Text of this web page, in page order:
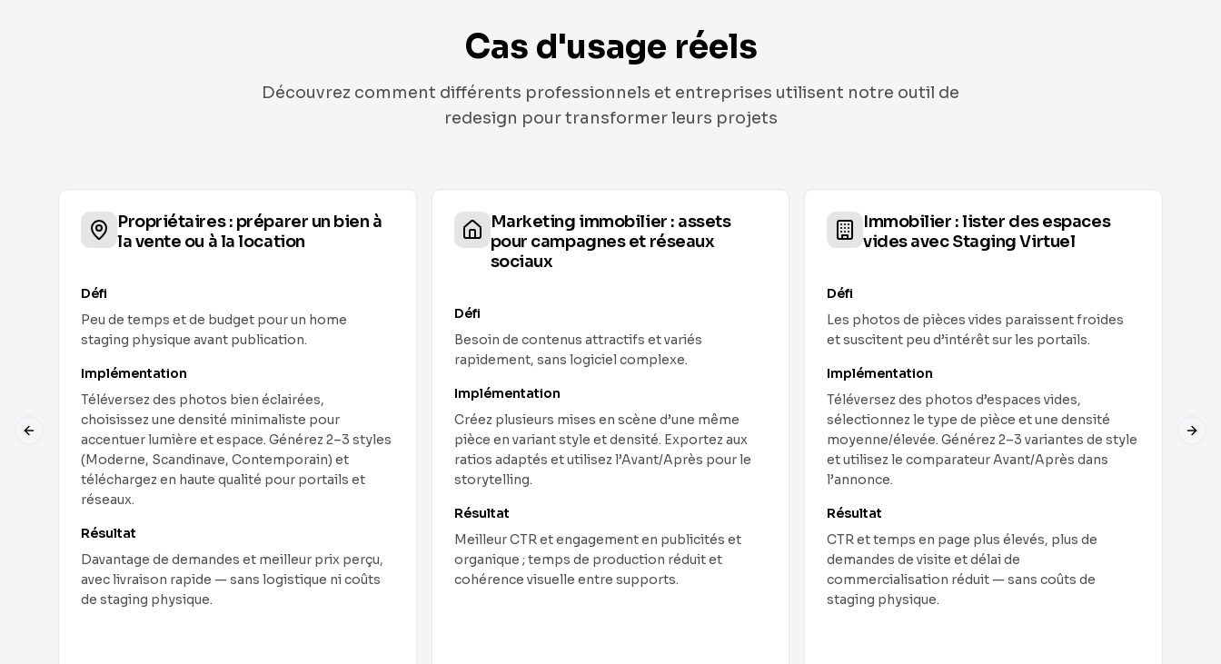
Cas d'usage réels
Découvrez comment différents professionnels et entreprises utilisent notre outil de
redesign pour transformer leurs projets
Immobilier : lister des espaces
vides avec Staging Virtuel
Défi
Les photos de pièces vides paraissent froides
et suscitent peu d’intérêt sur les portails.
Implémentation
Téléversez des photos d’espaces vides,
sélectionnez le type de pièce et une densité
moyenne/élevée. Générez 2–3 variantes de style
et utilisez le comparateur Avant/Après dans
l’annonce.
Résultat
CTR et temps en page plus élevés, plus de
demandes de visite et délai de
commercialisation réduit — sans coûts de
staging physique.
Propriétaires : préparer un bien à
la vente ou à la location
Défi
Peu de temps et de budget pour un home
staging physique avant publication.
Implémentation
Téléversez des photos bien éclairées,
choisissez une densité minimaliste pour
accentuer lumière et espace. Générez 2–3 styles
(Moderne, Scandinave, Contemporain) et
téléchargez en haute qualité pour portails et
réseaux.
Résultat
Davantage de demandes et meilleur prix perçu,
avec livraison rapide — sans logistique ni coûts
de staging physique.
Marketing immobilier : assets
pour campagnes et réseaux
sociaux
Défi
Besoin de contenus attractifs et variés
rapidement, sans logiciel complexe.
Implémentation
Créez plusieurs mises en scène d’une même
pièce en variant style et densité. Exportez aux
ratios adaptés et utilisez l’Avant/Après pour le
storytelling.
Résultat
Meilleur CTR et engagement en publicités et
organique ; temps de production réduit et
cohérence visuelle entre supports.
Previous slide